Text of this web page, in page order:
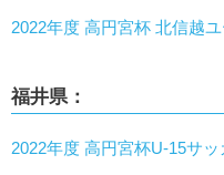
2022年度 高円宮杯 北信越
福井県：
2022年度 高円宮杯U-15サ